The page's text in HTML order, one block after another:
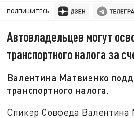
ПОДПИШИТЕСЬ:
Автовладельцев могут
транспортного налога за
Валентина Матвиенко
транспортного налога.
Спикер Совфеда Валентина